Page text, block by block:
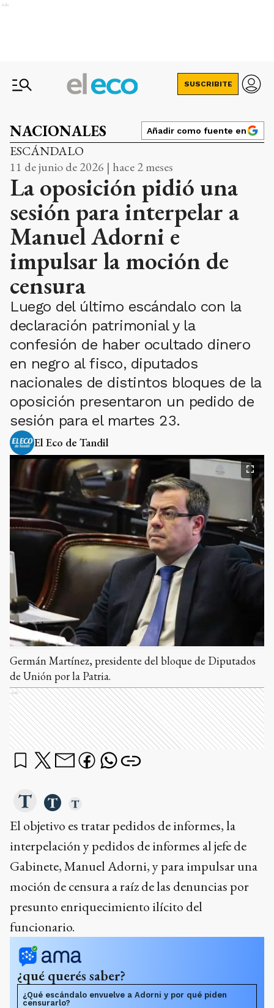
Ads
SUSCRIBITE
NACIONALES Añadir como fuente en
ESCÁNDALO
11 de junio de 2026 | hace 2 meses
La oposición pidió una
sesión para interpelar a
Manuel Adorni e
impulsar la moción de
censura
Luego del último escándalo con la
declaración patrimonial y la
confesión de haber ocultado dinero
en negro al fisco, diputados
nacionales de distintos bloques de la
oposición presentaron un pedido de
sesión para el martes 23.
El Eco de Tandil
Germán Martínez, presidente del bloque de Diputados
de Unión por la Patria.
Ads
El objetivo es tratar pedidos de informes, la
interpelación y pedidos de informes al jefe de
Gabinete, Manuel Adorni, y para impulsar una
moción de censura a raíz de las denuncias por
presunto enriquecimiento ilícito del
funcionario.
¿qué querés saber?
¿Qué escándalo envuelve a Adorni y por qué piden
censurarlo?